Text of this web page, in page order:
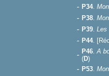
- P34.
- P38.
- P39. Les
- P44.
- P46.A
(D)
- P53.